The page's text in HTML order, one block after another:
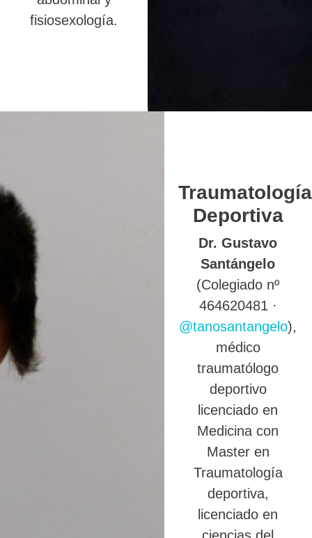
fisiosexología.
Traumatología
Deportiva
Dr. Gustavo
Santángelo
(Colegiado nº
464620481 ·
@tanosantangelo),
médico
traumatólogo
deportivo
licenciado en
Medicina con
Master en
Traumatología
deportiva,
licenciado en